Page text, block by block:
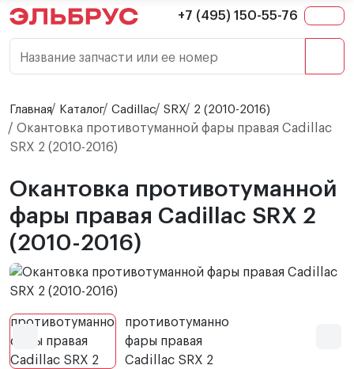
+7 (495) 150-55-76
Название запчасти или ее номер
Главная Каталог Cadillac SRX 2 (2010-2016)
Окантовка противотуманной фары правая Cadillac
SRX 2 (2010-2016)
Окантовка противотуманной
фары правая Cadillac SRX 2
(2010-2016)